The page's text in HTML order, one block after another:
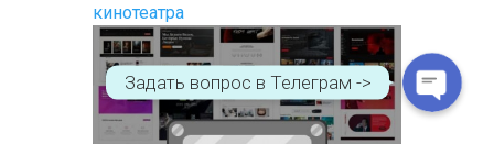
кинотеатра
Задать вопрос в Телеграм ->